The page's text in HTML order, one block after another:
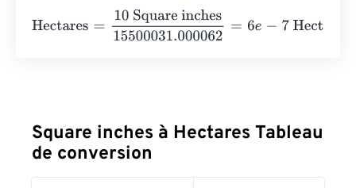
Hectares
10 Square inches15500031.000062= -
Square inches à Hectares Tableau
de conversion